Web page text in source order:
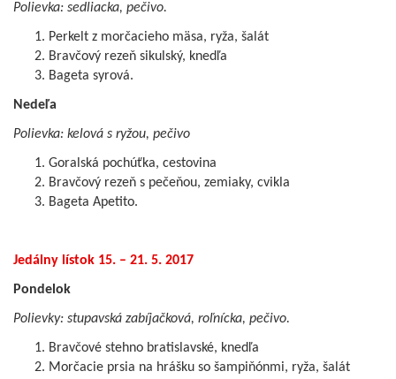
Polievka: sedliacka, pečivo.
Perkelt z morčacieho mäsa, ryža, šalát
Bravčový rezeň sikulský, knedľa
Bageta syrová.
Nedeľa
Polievka: kelová s ryžou, pečivo
Goralská pochúťka, cestovina
Bravčový rezeň s pečeňou, zemiaky, cvikla
Bageta Apetito.
Jedálny lístok 15. – 21. 5. 2017
Pondelok
Polievky: stupavská zabíjačková, roľnícka, pečivo.
Bravčové stehno bratislavské, knedľa
Morčacie prsia na hrášku so šampiňónmi, ryža, šalát